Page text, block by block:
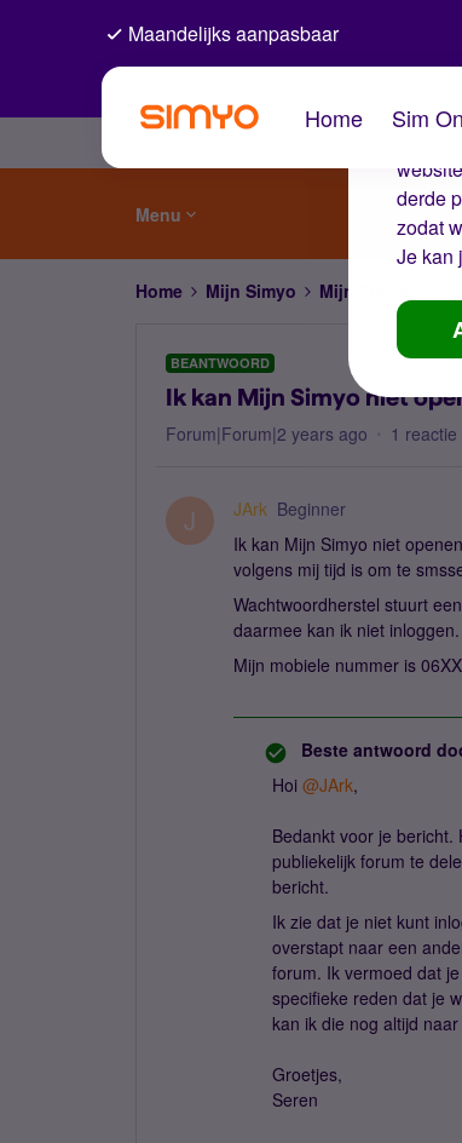
Wij
derde
zodat
Je kan
Maandelijks aanpasbaar
Home Sim
Menu
Home Mijn Simyo Mijn Simyo
BEANTWOORD
Ik kan Mijn Simyo niet
Forum|Forum|2 years ago 1 reactie
J JArk Beginner
Ik kan Mijn Simyo niet
volgens mij tijd is om te
Wachtwoordherstel stuurt
daarmee kan ik niet inloggen.
Mijn mobiele nummer is
Beste antwoord
Hoi @JArk,
Bedankt voor je bericht.
publiekelijk forum te
bericht.
Ik zie dat je niet kunt
overstapt naar een
forum. Ik vermoed dat
specifieke reden dat je
kan ik die nog altijd
Groetjes,
Seren